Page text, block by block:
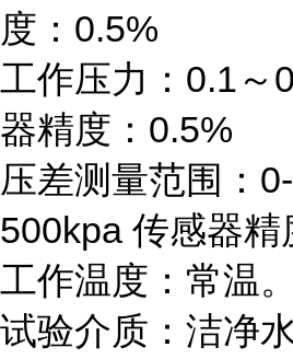
度：0.5%
工作压力：0.1～
器精度：0.5%
压差测量范围：
500kpa 传感器精
工作温度：常温。
试验介质：洁净